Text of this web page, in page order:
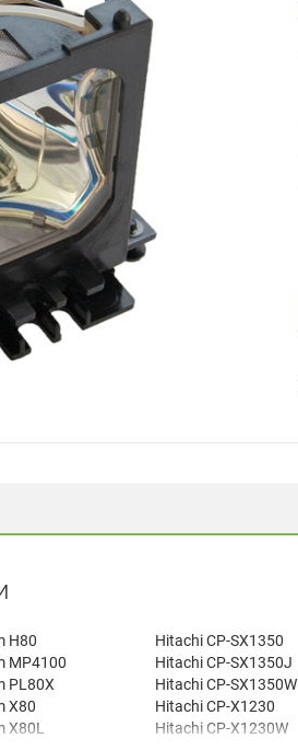
H80
MP4100
PL80X
X80
X80L
Hitachi CP-SX1350
Hitachi CP-SX1350J
Hitachi CP-SX1350W
Hitachi CP-X1230
Hitachi CP-X1230W